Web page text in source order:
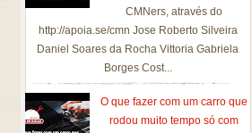
CMNers, através do
http://apoia.se/cmn Jose Roberto Silveira
Daniel Soares da Rocha Vittoria Gabriela
Borges Cost...
O que fazer com um carro que
rodou muito tempo só com